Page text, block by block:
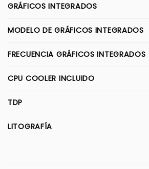
GRÁFICOS INTEGRADOS
MODELO DE GRÁFICOS INTEGRADOS
FRECUENCIA GRÁFICOS INTEGRADOS
CPU COOLER INCLUIDO
TDP
LITOGRAFÍA